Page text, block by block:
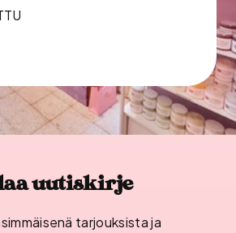
uutiskirje
tarjouksista ja